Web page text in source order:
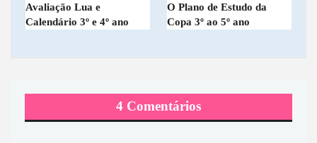
Avaliação Lua e
Calendário 3º e 4º ano
O Plano de Estudo da
Copa 3º ao 5º ano
4 Comentários